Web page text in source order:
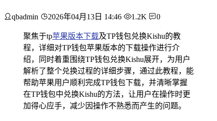
qbadmin 2026年04月13日 14:46 1.2K 0
聚焦于tp苹果版本下载及TP钱包兑换Kishu的教
程，详细对TP钱包苹果版本的下载操作进行介
绍，同时着重围绕TP钱包兑换Kishu展开，为用户
解析了整个兑换过程的详细步骤，通过此教程，能
帮助苹果用户顺利完成TP钱包下载，并清晰掌握
在TP钱包中兑换Kishu的方法，让用户在操作时更
加得心应手，减少因操作不熟悉而产生的问题。